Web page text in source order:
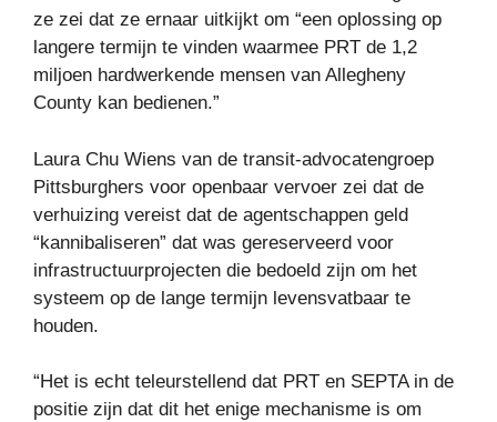
ze zei dat ze ernaar uitkijkt om “een oplossing op
langere termijn te vinden waarmee PRT de 1,2
miljoen hardwerkende mensen van Allegheny
County kan bedienen.”
Laura Chu Wiens van de transit-advocatengroep
Pittsburghers voor openbaar vervoer zei dat de
verhuizing vereist dat de agentschappen geld
“kannibaliseren” dat was gereserveerd voor
infrastructuurprojecten die bedoeld zijn om het
systeem op de lange termijn levensvatbaar te
houden.
“Het is echt teleurstellend dat PRT en SEPTA in de
positie zijn dat dit het enige mechanisme is om